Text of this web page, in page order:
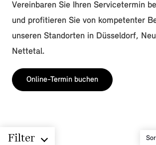
Vereinbaren Sie Ihren Servicetermin
und profitieren Sie von kompetenter
unseren Standorten in Düsseldorf,
Nettetal.
Online-Termin buchen
Filter